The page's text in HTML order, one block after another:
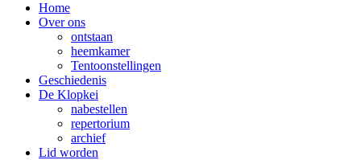
Home
Over ons
ontstaan
heemkamer
Tentoonstellingen
Geschiedenis
De Klopkei
nabestellen
repertorium
archief
Lid worden